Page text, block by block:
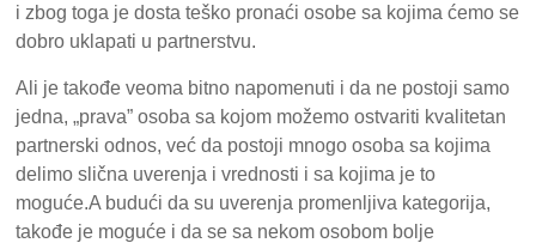
i zbog toga je dosta teško pronaći osobe sa kojima ćemo se
dobro uklapati u partnerstvu.
Ali je takođe veoma bitno napomenuti i da ne postoji samo
jedna, „prava” osoba sa kojom možemo ostvariti kvalitetan
partnerski odnos, već da postoji mnogo osoba sa kojima
delimo slična uverenja i vrednosti i sa kojima je to
moguće.A budući da su uverenja promenljiva kategorija,
takođe je moguće i da se sa nekom osobom bolje